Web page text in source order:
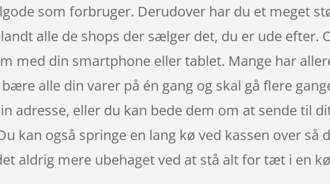
som forbruger. Derudover har du et meget
alle de shops der sælger det, du er ude
med din smartphone eller tablet. Mange har
alle din varer på én gang og skal gå flere
adresse, eller du kan bede dem om at sende til
kan også springe en lang kø ved kassen over
aldrig mere ubehaget ved at stå alt for tæt i en